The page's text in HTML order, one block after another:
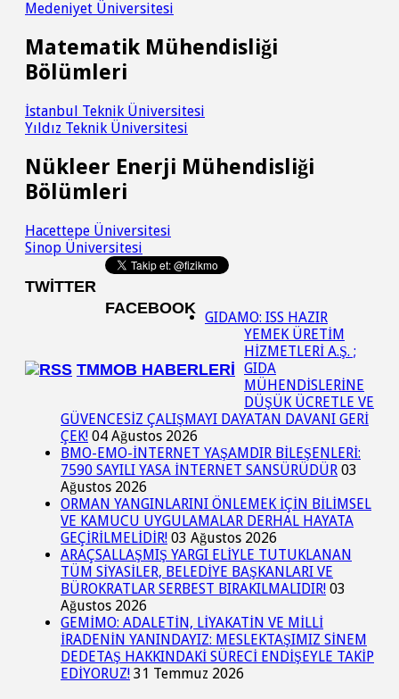
Medeniyet Üniversitesi
Matematik Mühendisliği
Bölümleri
İstanbul Teknik Üniversitesi
Yıldız Teknik Üniversitesi
Nükleer Enerji Mühendisliği
Bölümleri
Hacettepe Üniversitesi
Sinop Üniversitesi
TWITTER
FACEBOOK
TMMOB HABERLERI
GIDAMO: ISS HAZIR
YEMEK ÜRETİM
HİZMETLERİ A.Ş. ;
GIDA
MÜHENDİSLERİNE
DÜŞÜK ÜCRETLE VE
GÜVENCESİZ ÇALIŞMAYI DAYATAN DAVANI GERİ
ÇEK! 04 Ağustos 2026
BMO-EMO-İNTERNET YAŞAMDIR BİLEŞENLERİ:
7590 SAYILI YASA İNTERNET SANSÜRÜDÜR 03
Ağustos 2026
ORMAN YANGINLARINI ÖNLEMEK İÇİN BİLİMSEL
VE KAMUCU UYGULAMALAR DERHAL HAYATA
GEÇİRİLMELİDİR! 03 Ağustos 2026
ARAÇSALLAŞMIŞ YARGI ELİYLE TUTUKLANAN
TÜM SİYASİLER, BELEDİYE BAŞKANLARI VE
BÜROKRATLAR SERBEST BIRAKILMALIDIR! 03
Ağustos 2026
GEMİMO: ADALETİN, LİYAKATİN VE MİLLİ
İRADENİN YANINDAYIZ: MESLEKTAŞIMIZ SİNEM
DEDETAŞ HAKKINDAKİ SÜRECİ ENDİŞEYLE TAKİP
EDİYORUZ! 31 Temmuz 2026